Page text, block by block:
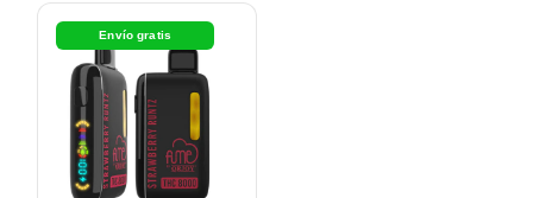
Envío gratis